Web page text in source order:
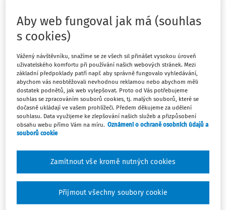
NOVELIZACE
Samorozvrhování pracovní doby
Mgr. Barbora Suchá,Mgr. Bc. Kateřina Suchanová
EY Law advokátní kancelář, s.r.o.
Vydáno:20. 1. 2025Délka:05:58
JUDIKATURA
Soudní dvůr EU: Nepřetržitý odpočinek
překrývat!
Mgr. Bc. Kateřina Suchanová ,Mgr. Barbora Suchá
Vydáno:22. 5. 2023Délka:7:05
Aby web fungoval jak má (souhlas
s cookies)
Vážený návštěvníku, snažíme se ze všech sil přinášet vysokou úroveň
uživatelského komfortu při používání našich webových stránek. Mezi
základní předpoklady patří např. aby správně fungovalo vyhledávání,
abychom vás neobtěžovali nevhodnou reklamou nebo abychom měli
dostatek podnětů, jak web vylepšovat. Proto od Vás potřebujeme
souhlas se zpracováním souborů cookies, tj. malých souborů, které se
dočasně ukládají ve vašem prohlížeči. Předem děkujeme za udělení
souhlasu. Data využijeme ke zlepšování našich služeb a přizpůsobení
obsahu webu přímo Vám na míru. Oznámení o ochraně osobních údajů a
souborů cookie
Zamítnout vše kromě nutných cookies
Přijmout všechny soubory cookie